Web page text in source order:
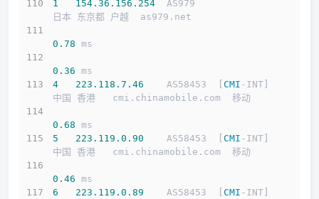
1
154.36 .156 .254
  AS979
日本 东京都 户越  as979.net
0.78 ms
0.36 ms
4
223.118 .7 .46
    AS58453  [
CMI -INT]
中国 香港   cmi.chinamobile.com  移动
0.68 ms
5
223.119 .0 .90
    AS58453  [
CMI -INT]
中国 香港   cmi.chinamobile.com  移动
0.46 ms
6
223.119 .0 .89
    AS58453  [
CMI -INT]